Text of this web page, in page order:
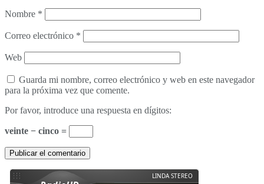
Nombre *
Correo electrónico *
Web
Guarda mi nombre, correo electrónico y web en este navegador
para la próxima vez que comente.
Por favor, introduce una respuesta en dígitos:
veinte − cinco =